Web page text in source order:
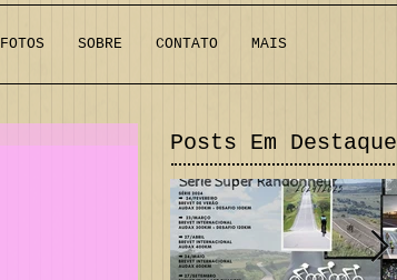
FOTOS SOBRE CONTATO MAIS
Posts Em Destaque